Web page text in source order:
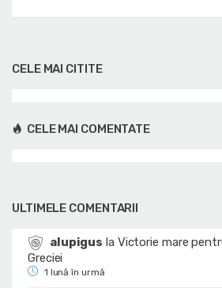
CELE MAI CITITE
CELE MAI COMENTATE
ULTIMELE COMENTARII
alupigus la Victorie mare
Greciei
1 lună în urmă